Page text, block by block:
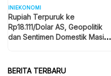
INIEKONOMI
Rupiah Terpuruk ke
Rp18.111/Dolar AS, Geopolitik
dan Sentimen Domestik Masih
BERITA TERBARU